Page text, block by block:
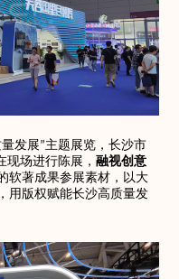
发展”主题展览，长沙市
现场进行陈展，融视创意
软著成果参展素材，以大
用版权赋能长沙高质量发